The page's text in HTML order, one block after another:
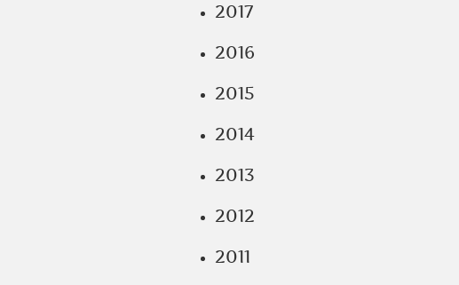
2017
2016
2015
2014
2013
2012
2011